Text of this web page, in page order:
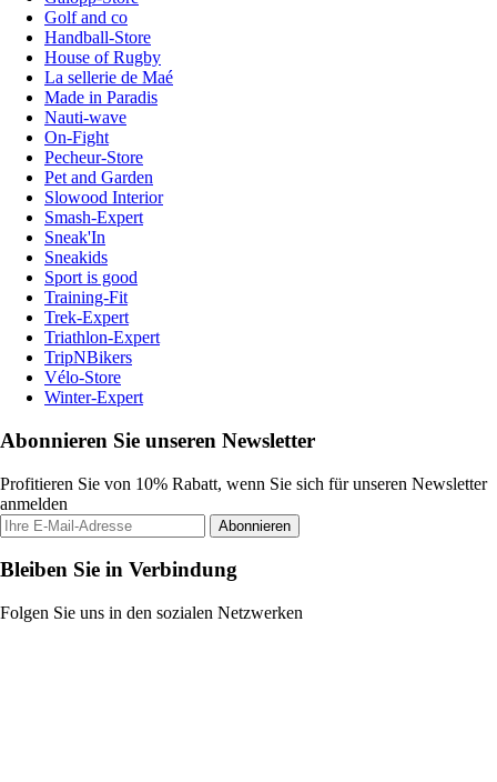
Golf and co
Handball-Store
House of Rugby
La sellerie de Maé
Made in Paradis
Nauti-wave
On-Fight
Pecheur-Store
Pet and Garden
Slowood Interior
Smash-Expert
Sneak'In
Sneakids
Sport is good
Training-Fit
Trek-Expert
Triathlon-Expert
TripNBikers
Vélo-Store
Winter-Expert
Abonnieren Sie unseren Newsletter
Profitieren Sie von 10% Rabatt, wenn Sie sich für unseren Newsletter
anmelden
Abonnieren
Bleiben Sie in Verbindung
Folgen Sie uns in den sozialen Netzwerken